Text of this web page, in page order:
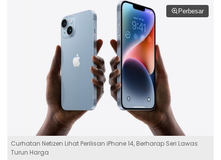
Perbesar
Curhatan Netizen Lihat Perilisan iPhone 14, Berharap Seri Lawas
Turun Harga